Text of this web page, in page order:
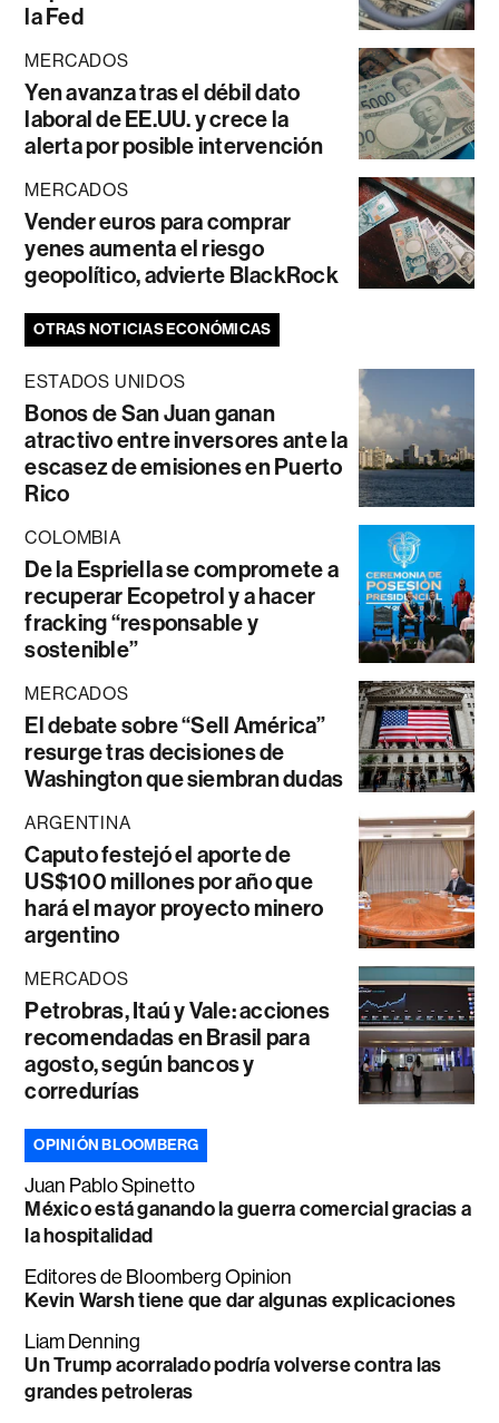
la Fed
MERCADOS
Yen avanza tras el débil dato
laboral de EE.UU. y crece la
alerta por posible intervención
MERCADOS
Vender euros para comprar
yenes aumenta el riesgo
geopolítico, advierte BlackRock
OTRAS NOTICIAS ECONÓMICAS
ESTADOS UNIDOS
Bonos de San Juan ganan
atractivo entre inversores ante la
escasez de emisiones en Puerto
Rico
COLOMBIA
De la Espriella se compromete a
recuperar Ecopetrol y a hacer
fracking “responsable y
sostenible”
MERCADOS
El debate sobre “Sell América”
resurge tras decisiones de
Washington que siembran dudas
ARGENTINA
Caputo festejó el aporte de
US$100 millones por año que
hará el mayor proyecto minero
argentino
MERCADOS
Petrobras, Itaú y Vale: acciones
recomendadas en Brasil para
agosto, según bancos y
corredurías
OPINIÓN BLOOMBERG
Juan Pablo Spinetto
México está ganando la guerra comercial gracias a
la hospitalidad
Editores de Bloomberg Opinion
Kevin Warsh tiene que dar algunas explicaciones
Liam Denning
Un Trump acorralado podría volverse contra las
grandes petroleras